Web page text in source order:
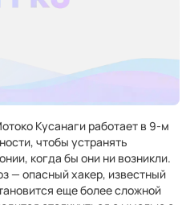
Кусанаги работает в 9-м
чтобы устранять
когда бы они ни возникли.
— опасный хакер, известный
еще более сложной